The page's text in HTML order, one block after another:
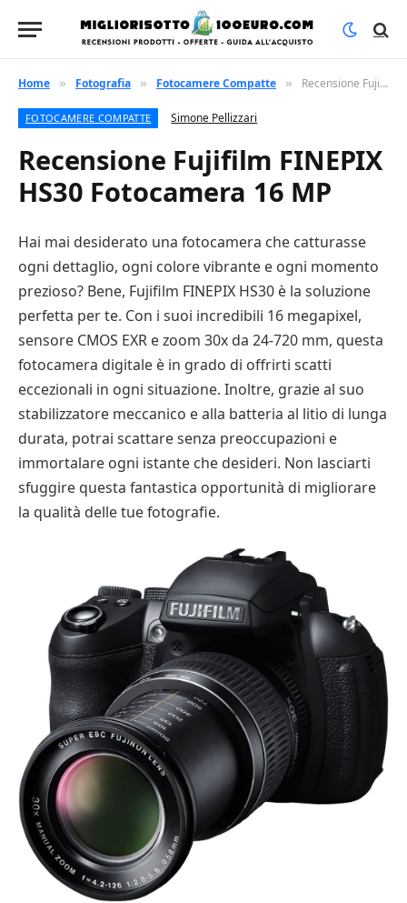
Home » Fotografia » Fotocamere Compatte » Recensione Fujifilm FINEPIX HS30 Fotocamera 16 MP
FOTOCAMERE COMPATTE Simone Pellizzari
Recensione Fujifilm FINEPIX
HS30 Fotocamera 16 MP
Hai mai desiderato una fotocamera che catturasse
ogni dettaglio, ogni colore vibrante e ogni momento
prezioso? Bene, Fujifilm FINEPIX HS30 è la soluzione
perfetta per te. Con i suoi incredibili 16 megapixel,
sensore CMOS EXR e zoom 30x da 24-720 mm, questa
fotocamera digitale è in grado di offrirti scatti
eccezionali in ogni situazione. Inoltre, grazie al suo
stabilizzatore meccanico e alla batteria al litio di lunga
durata, potrai scattare senza preoccupazioni e
immortalare ogni istante che desideri. Non lasciarti
sfuggire questa fantastica opportunità di migliorare
la qualità delle tue fotografie.